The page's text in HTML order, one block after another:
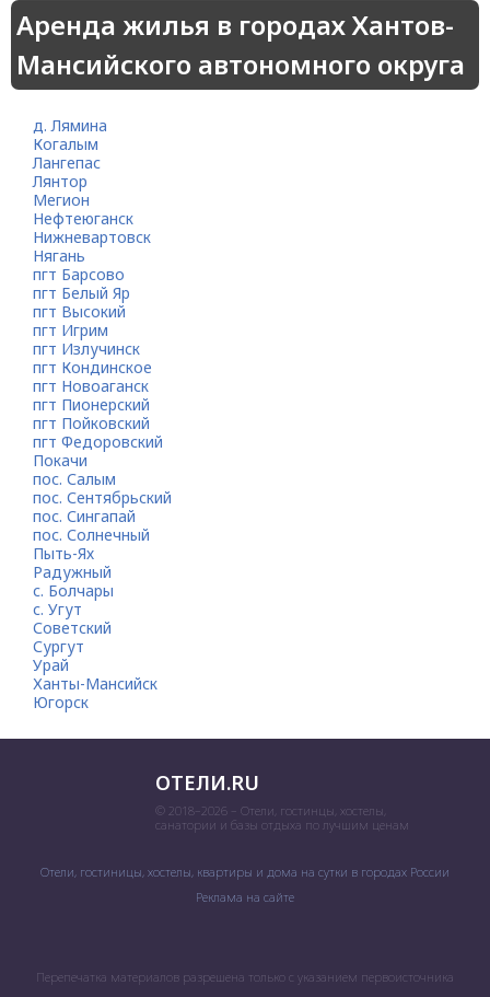
Аренда жилья в городах Хантов-
Мансийского автономного округа
д. Лямина
Когалым
Лангепас
Лянтор
Мегион
Нефтеюганск
Нижневартовск
Нягань
пгт Барсово
пгт Белый Яр
пгт Высокий
пгт Игрим
пгт Излучинск
пгт Кондинское
пгт Новоаганск
пгт Пионерский
пгт Пойковский
пгт Федоровский
Покачи
пос. Салым
пос. Сентябрьский
пос. Сингапай
пос. Солнечный
Пыть-Ях
Радужный
с. Болчары
с. Угут
Советский
Сургут
Урай
Ханты-Мансийск
Югорск
ОТЕЛИ.RU
© 2018–2026 – Отели, гостинцы, хостелы,
санатории и базы отдыха по лучшим ценам
Отели, гостиницы, хостелы, квартиры и дома на сутки в городах России
Реклама на сайте
Перепечатка материалов разрешена только с указанием первоисточника